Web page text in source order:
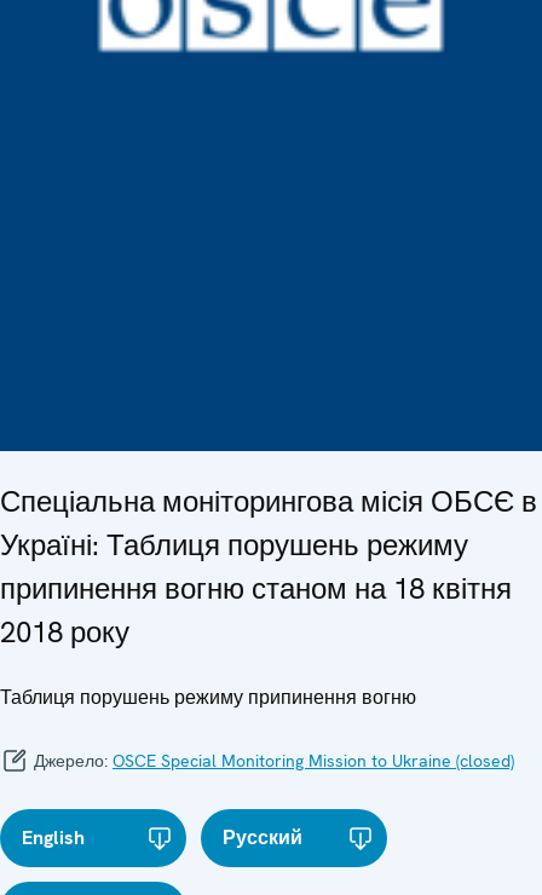
Спеціальна моніторингова місія ОБСЄ в
Україні: Таблиця порушень режиму
припинення вогню станом на 18 квітня
2018 року
Таблиця порушень режиму припинення вогню
Джерело: OSCE Special Monitoring Mission to Ukraine (closed)
English Русский